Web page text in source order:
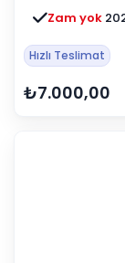
Zam yok
Hızlı Teslimat
₺7.000,00